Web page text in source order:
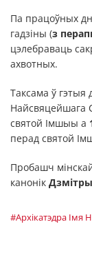
Па працоўных
гадзіны (з
цэлебраваць
ахвотных.
Таксама ў гэтыя
Найсвяцейшага
святой Імшыы а
перад святой
Пробашч
канонік
#Архікатэдра